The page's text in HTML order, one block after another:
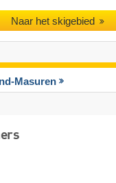
Naar het skigebied
Masuren